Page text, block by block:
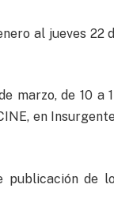
al jueves 22
marzo, de 10 a
en
publicación de